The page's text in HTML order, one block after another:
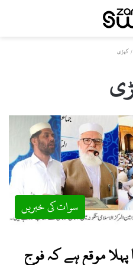
/کھڑی
سوات کی خبریں
پہلا موقع ہے کہ فوج